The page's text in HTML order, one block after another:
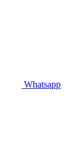
Whatsapp